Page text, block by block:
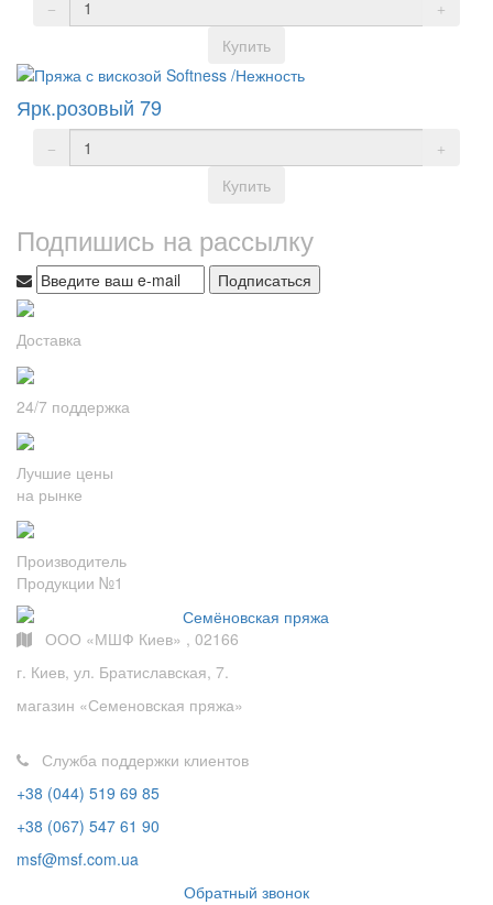
Купить
Ярк.розовый 79
Купить
Подпишись на рассылку
Подписаться
Доставка
24/7 поддержка
Лучшие цены
на рынке
Производитель
Продукции №1
ООО «МШФ Киев» , 02166
г. Киев, ул. Братиславская, 7.
магазин «Семеновская пряжа»
Служба поддержки клиентов
+38 (044) 519 69 85
+38 (067) 547 61 90
msf@msf.com.ua
Обратный звонок